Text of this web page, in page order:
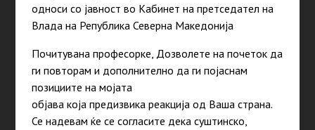
односи со јавност во Кабинет на претседател на
Влада на Република Северна Македонија
Почитувана професорке, Дозволете на почеток да
ги повторам и дополнително да ги појаснам
позициите на мојата
објава која предизвика реакција од Ваша страна.
Се надевам ќе се согласите дека суштинско,